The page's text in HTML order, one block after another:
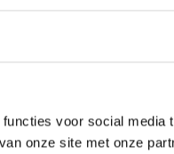
voor social media
onze site met onze